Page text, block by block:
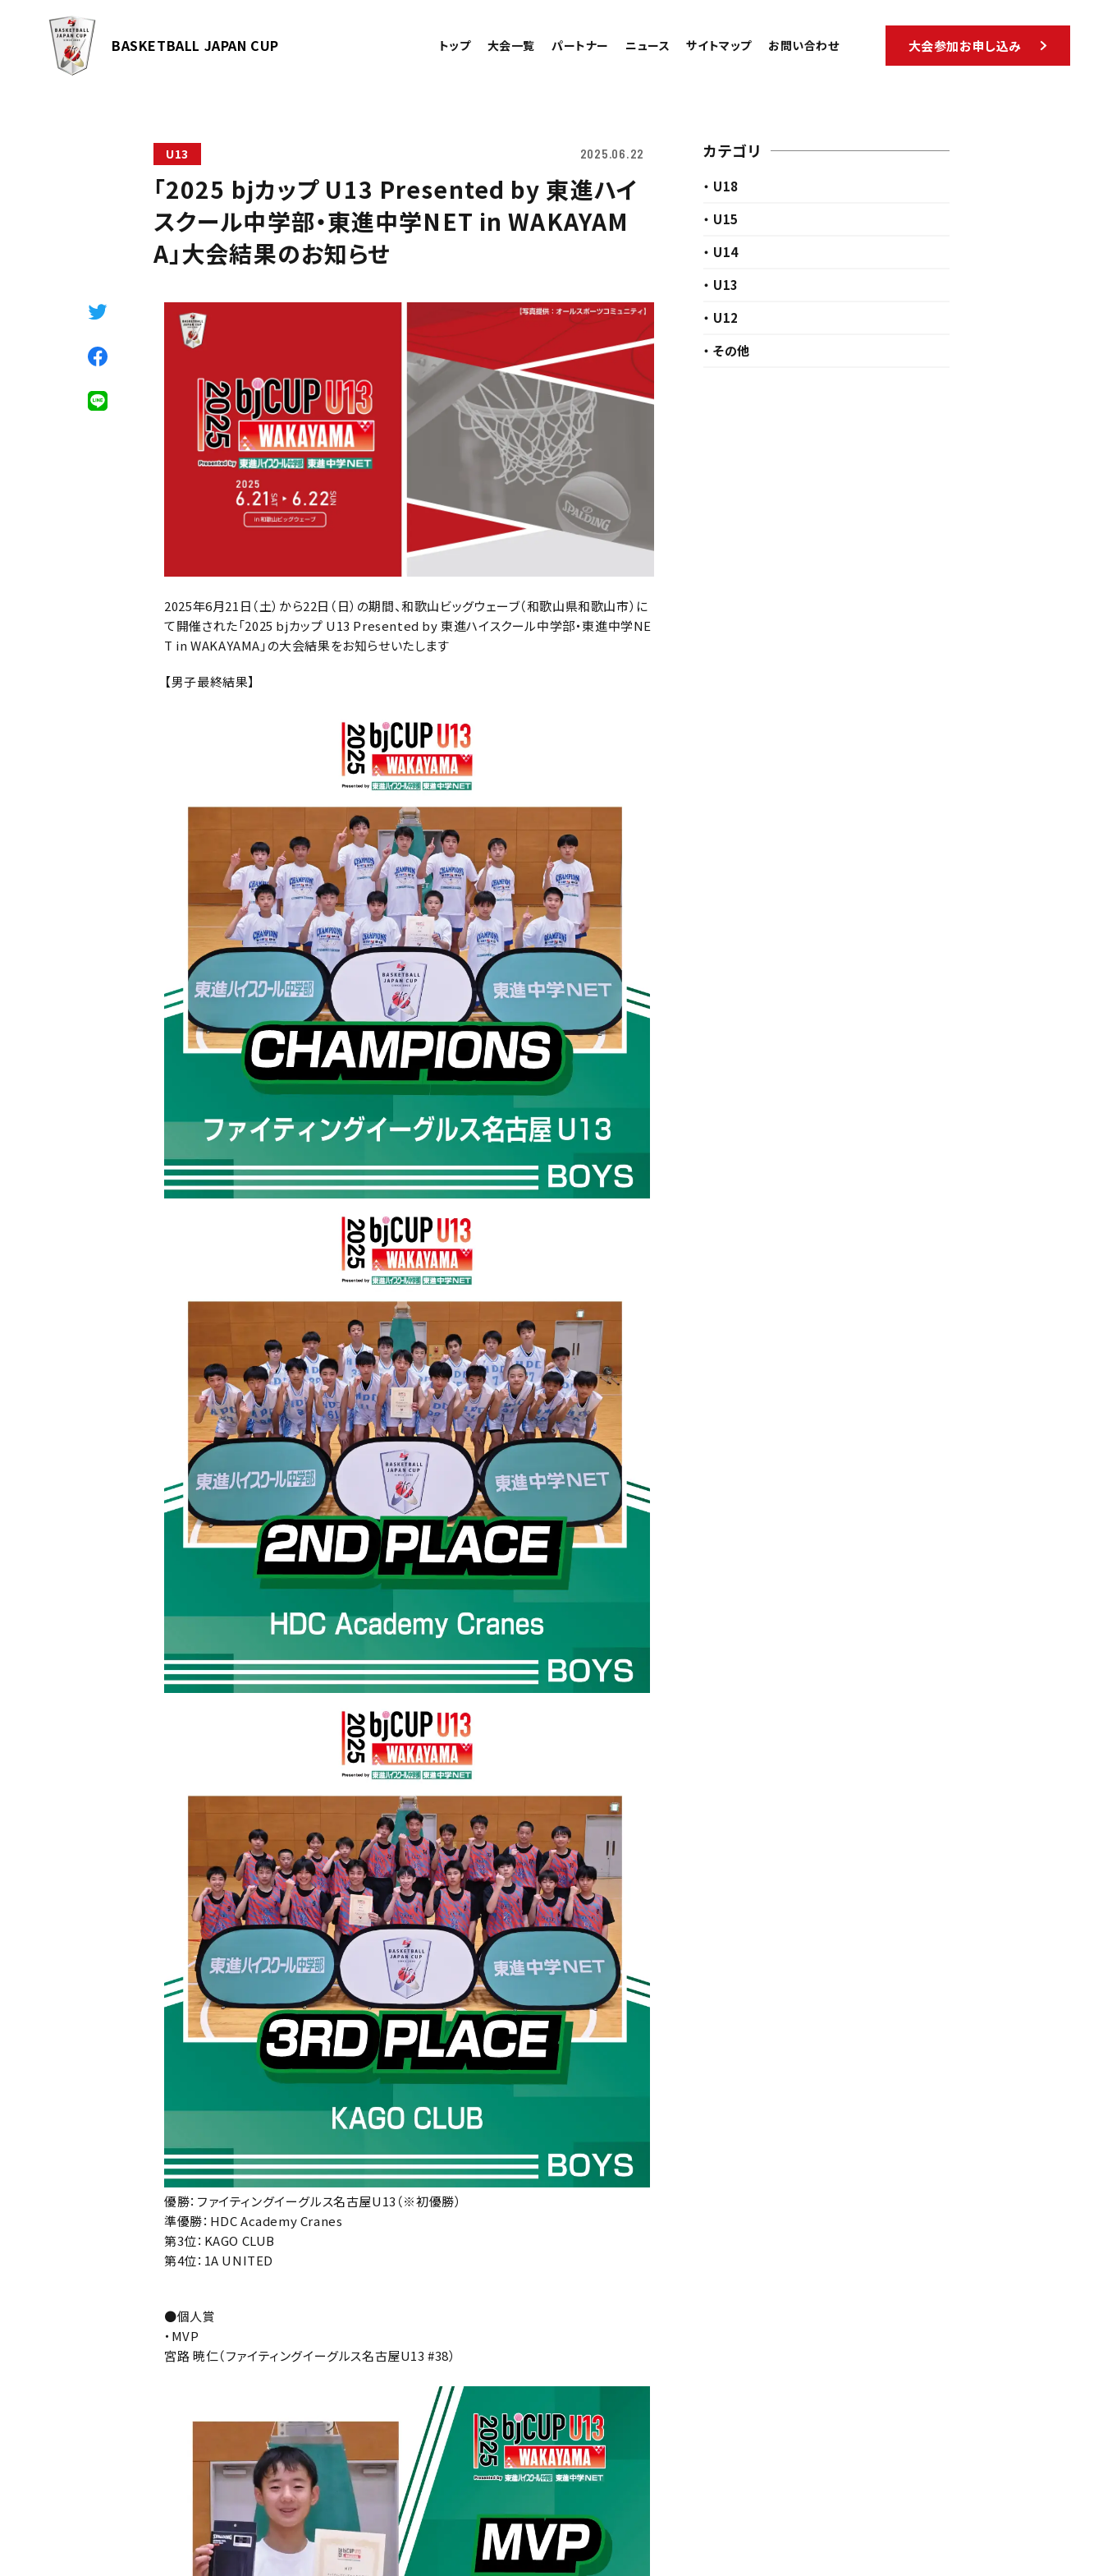
BASKETBALL JAPAN CUP トップ 大会一覧 パートナー ニュース サイトマップ お問い合わせ 大会参加お申し込み
U13 2025.06.22
「2025 bjカップ U13 Presented by 東進ハイ
スクール中学部・東進中学NET in WAKAYAM
A」大会結果のお知らせ
2025年6月21日（土）から22日（日）の期間、和歌山ビッグウェーブ（和歌山県和歌山市）に
て開催された「2025 bjカップ U13 Presented by 東進ハイスクール中学部・東進中学NE
T in WAKAYAMA」の大会結果をお知らせいたします
【男子最終結果】
優勝： ファイティングイーグルス名古屋U13（※初優勝）
準優勝： HDC Academy Cranes
第3位： KAGO CLUB
第4位： 1A UNITED
●個人賞
・MVP
宮路 暁仁（ファイティングイーグルス名古屋U13 #38）
カテゴリ
・ U18
・ U15
・ U14
・ U13
・ U12
・ その他